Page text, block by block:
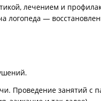
лечением и
логопеда —
Проведение занятий с